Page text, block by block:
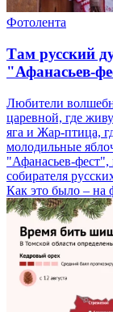
Фотолента
Там русский
"Афанасьев-
Любители
царевной, где
яга и Жар-птица,
молодильные
"Афанасьев-
собирателя
Как это было –